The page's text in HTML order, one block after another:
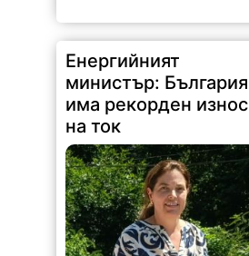
Енергийният
министър: България
има рекорден износ
на ток